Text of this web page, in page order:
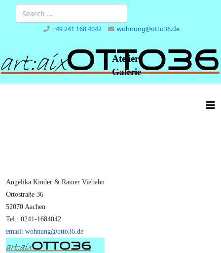
+49 241 168 4042 wohnung@otto36.de
Atelier
Galerie
Angelika Kinder & Rainer Viebahn
Ottostraße 36
52070 Aachen
Tel.: 0241-1684042
email: wohnung@otto36.de